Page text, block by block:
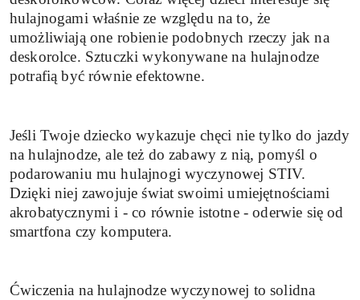
hulajnogami właśnie ze względu na to, że
umożliwiają one robienie podobnych rzeczy jak na
deskorolce. Sztuczki wykonywane na hulajnodze
potrafią być równie efektowne.
Jeśli Twoje dziecko wykazuje chęci nie tylko do jazdy
na hulajnodze, ale też do zabawy z nią, pomyśl o
podarowaniu mu hulajnogi wyczynowej STIV.
Dzięki niej zawojuje świat swoimi umiejętnościami
akrobatycznymi i - co równie istotne - oderwie się od
smartfona czy komputera.
Ćwiczenia na hulajnodze wyczynowej to solidna